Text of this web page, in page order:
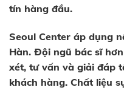
tín hàng đầu.
Seoul Center áp dụng
Hàn. Đội ngũ bác sĩ
xét, tư vấn và giải đáp
khách hàng. Chất liệu